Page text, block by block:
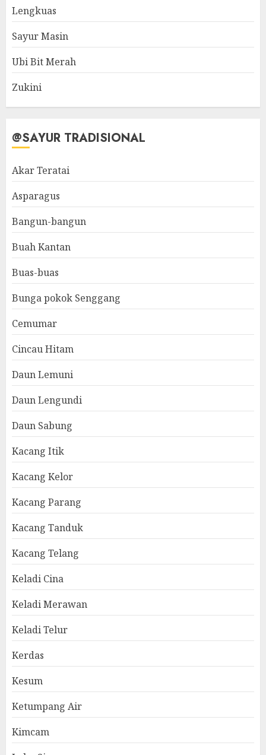
Lengkuas
Sayur Masin
Ubi Bit Merah
Zukini
@SAYUR TRADISIONAL
Akar Teratai
Asparagus
Bangun-bangun
Buah Kantan
Buas-buas
Bunga pokok Senggang
Cemumar
Cincau Hitam
Daun Lemuni
Daun Lengundi
Daun Sabung
Kacang Itik
Kacang Kelor
Kacang Parang
Kacang Tanduk
Kacang Telang
Keladi Cina
Keladi Merawan
Keladi Telur
Kerdas
Kesum
Ketumpang Air
Kimcam